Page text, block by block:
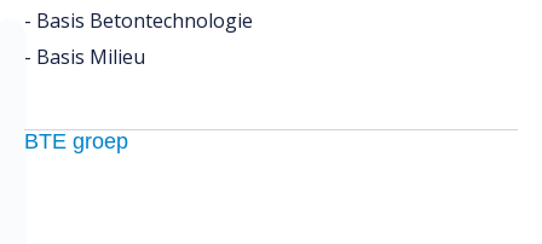
- Basis Betontechnologie
- Basis Milieu
BTE groep